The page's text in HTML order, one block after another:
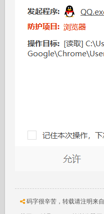
码字很辛苦，转载请注明来自